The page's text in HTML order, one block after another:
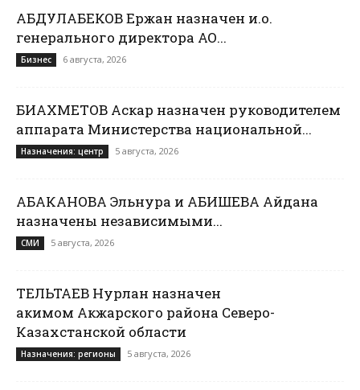
АБДУЛАБЕКОВ Ержан назначен и.о.
генерального директора АО...
Бизнес 6 августа, 2026
БИАХМЕТОВ Аскар назначен руководителем
аппарата Министерства национальной...
Назначения: центр 5 августа, 2026
АБАКАНОВА Эльнура и АБИШЕВА Айдана
назначены независимыми...
СМИ 5 августа, 2026
ТЕЛЬТАЕВ Нурлан назначен
акимом Акжарского района Северо-
Казахстанской области
Назначения: регионы 5 августа, 2026